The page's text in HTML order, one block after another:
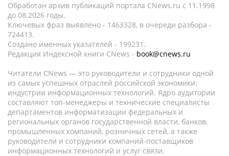
Обработан архив публикаций портала CNews.ru c 11.1998
до 08.2026 годы.
Ключевых фраз выявлено - 1463328, в очереди разбора -
724413.
Создано именных указателей - 199231.
Редакция Индексной книги CNews - book@cnews.ru
Читатели CNews — это руководители и сотрудники одной
из самых успешных отраслей российской экономики:
индустрии информационных технологий. Ядро аудитории
составляют топ-менеджеры и технические специалисты
департаментов информатизации федеральных и
региональных органов государственной власти, банков,
промышленных компаний, розничных сетей, а также
руководители и сотрудники компаний-поставщиков
информационных технологий и услуг связи.